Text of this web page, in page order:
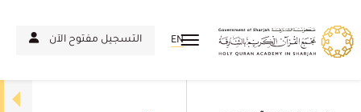
التسجيل مفتوح الآن EN